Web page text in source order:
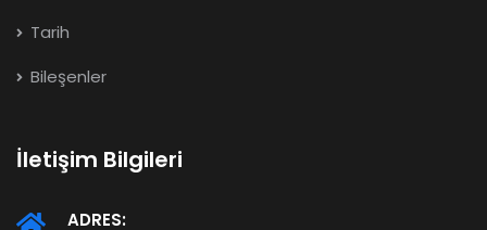
Tarih
Bileşenler
İletişim Bilgileri
ADRES: